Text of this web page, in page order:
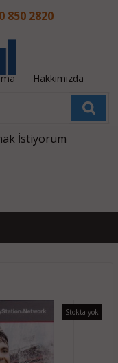
850 2820
Hakkımızda
İstiyorum
Stokta yok